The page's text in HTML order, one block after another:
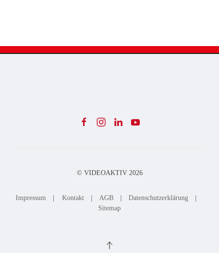
© VIDEOAKTIV 2026
Impressum Kontakt AGB Datenschutzerklärung
Sitemap